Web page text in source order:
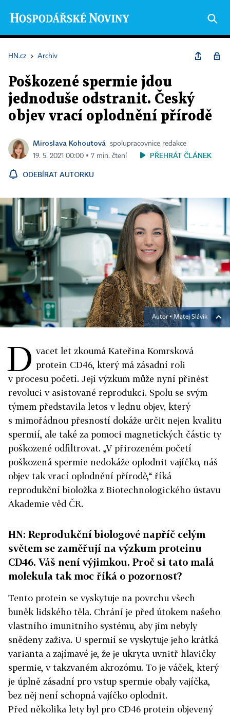
HN.cz › Archiv
Poškozené spermie jdou
jednoduše odstranit. Český
objev vrací oplodnění přírodě
Miroslava Kohoutová
spolupracovnice redakce
19. 5. 2021 00:00 ▪ 7 min. čtení
PŘEHRÁT ČLÁNEK
ODEBÍRAT AUTORKU
Autor ▪Matej Slávik
D vacet let zkoumá Kateřina Komrsková
protein CD46, který má zásadní roli
v procesu početí. Její výzkum může nyní přinést
revoluci v asistované reprodukci. Spolu se svým
týmem představila letos v lednu objev, který
s mimořádnou přesností dokáže určit nejen kvalitu
spermií, ale také za pomoci magnetických částic ty
poškozené odfiltrovat. „V přirozeném početí
poškozená spermie nedokáže oplodnit vajíčko, náš
objev tak vrací oplodnění přírodě,“ říká
reprodukční bioložka z Biotechnologického ústavu
Akademie věd ČR.
HN: Reprodukční biologové napříč celým
světem se zaměřují na výzkum proteinu
CD46. Váš není výjimkou. Proč si tato malá
molekula tak moc říká o pozornost?
Tento protein se vyskytuje na povrchu všech
buněk lidského těla. Chrání je před útokem našeho
vlastního imunitního systému, aby jím nebyly
snědeny zaživa. U spermií se vyskytuje jeho krátká
varianta a zajímavé je, že je ukryta uvnitř hlavičky
spermie, v takzvaném akrozómu. To je váček, který
je úplně zásadní pro vstup spermie obaly vajíčka,
bez něj není schopná vajíčko oplodnit.
Před několika lety byl pro CD46 protein objevený